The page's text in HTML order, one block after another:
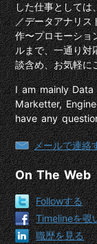
した仕事としては
／データアナリス
作〜プロモーショ
ルまで、一通り対
談含め、お気軽に
I am mainly
Marketter,
have any
メールで連絡
On The Web
Followする
Timelineを覗
職歴を見る